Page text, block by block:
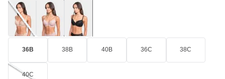
36B 38B 40B 36C 38C
40C